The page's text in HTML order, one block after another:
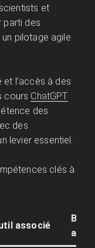
et
parti des
pilotage agile
l’accès à des
cours ChatGPT
des
des
levier essentiel.
clés à
associé